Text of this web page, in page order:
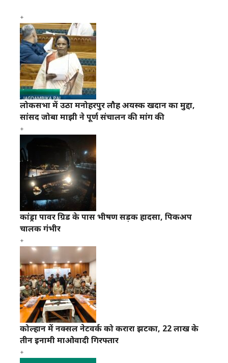
लोकसभा में उठा मनोहरपुर लौह अयस्क खदान का मुद्दा,
सांसद जोबा माझी ने पूर्ण संचालन की मांग की
कांड्रा पावर ग्रिड के पास भीषण सड़क हादसा, पिकअप
चालक गंभीर
कोल्हान में नक्सल नेटवर्क को करारा झटका, 22 लाख के
तीन इनामी माओवादी गिरफ्तार